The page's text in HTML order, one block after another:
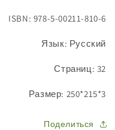
ISBN: 978-5-00211-810-6
Язык: Русский
Страниц: 32
Размер: 250*215*3
Поделиться